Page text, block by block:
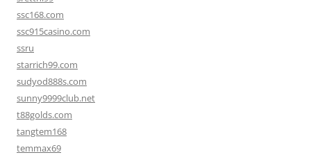
ssc168.com
ssc915casino.com
ssru
starrich99.com
sudyod888s.com
sunny9999club.net
t88golds.com
tangtem168
temmax69